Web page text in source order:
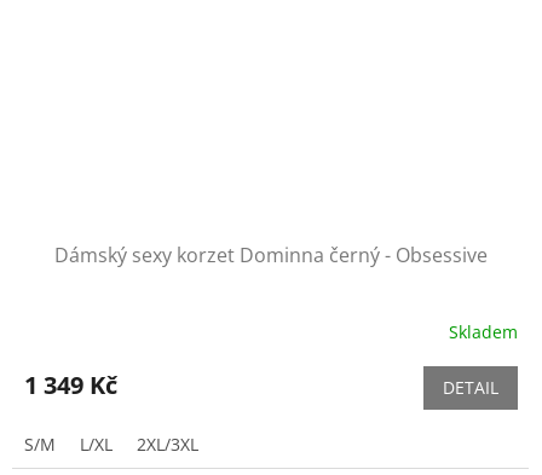
Dámský sexy korzet Dominna černý - Obsessive
Skladem
1 349 Kč DETAIL
S/M L/XL 2XL/3XL